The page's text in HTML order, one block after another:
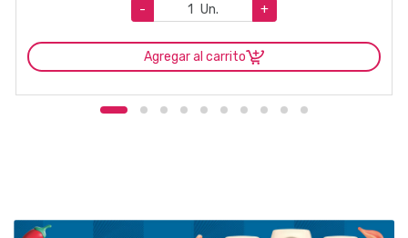
-
Un. +
Agregar al carrito